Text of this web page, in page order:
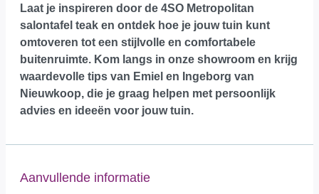
Laat je inspireren door de 4SO Metropolitan
salontafel teak en ontdek hoe je jouw tuin kunt
omtoveren tot een stijlvolle en comfortabele
buitenruimte. Kom langs in onze showroom en krijg
waardevolle tips van Emiel en Ingeborg van
Nieuwkoop, die je graag helpen met persoonlijk
advies en ideeën voor jouw tuin.
Aanvullende informatie